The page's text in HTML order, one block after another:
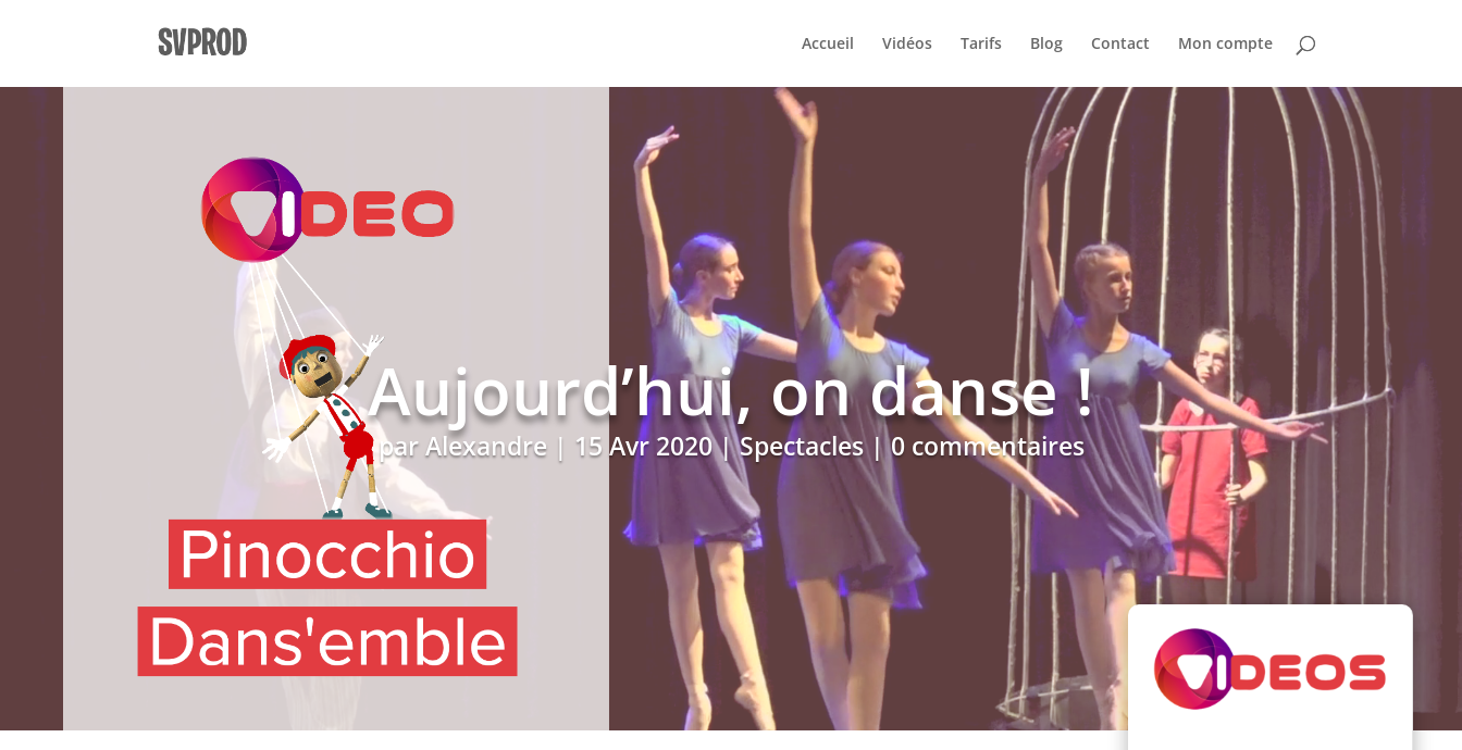
Accueil Vidéos Tarifs Blog Contact Mon compte
Aujourd’hui, on danse !
parAlexandre| 15 Avr 2020|Spectacles|0 commentaires